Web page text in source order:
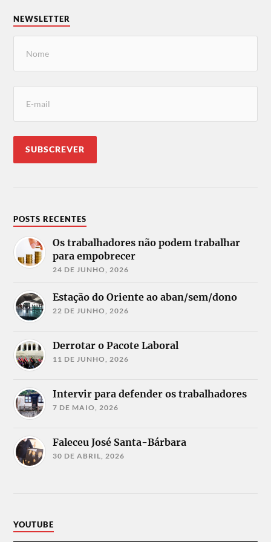
NEWSLETTER
POSTS RECENTES
Os trabalhadores não podem trabalhar
para empobrecer
24 DE JUNHO, 2026
Estação do Oriente ao aban/sem/dono
22 DE JUNHO, 2026
Derrotar o Pacote Laboral
11 DE JUNHO, 2026
Intervir para defender os trabalhadores
7 DE MAIO, 2026
Faleceu José Santa-Bárbara
30 DE ABRIL, 2026
YOUTUBE